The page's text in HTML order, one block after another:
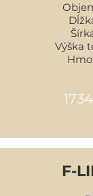
Výška
F-